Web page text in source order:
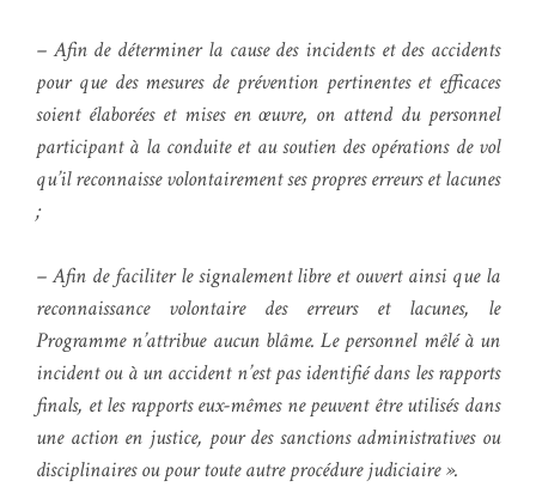
– Afin de déterminer la cause des incidents et des accidents
pour que des mesures de prévention pertinentes et efficaces
soient élaborées et mises en œuvre, on attend du personnel
participant à la conduite et au soutien des opérations de vol
qu’il reconnaisse volontairement ses propres erreurs et lacunes
;
– Afin de faciliter le signalement libre et ouvert ainsi que la
reconnaissance volontaire des erreurs et lacunes, le
Programme n’attribue aucun blâme. Le personnel mêlé à un
incident ou à un accident n’est pas identifié dans les rapports
finals, et les rapports eux-mêmes ne peuvent être utilisés dans
une action en justice, pour des sanctions administratives ou
disciplinaires ou pour toute autre procédure judiciaire ».